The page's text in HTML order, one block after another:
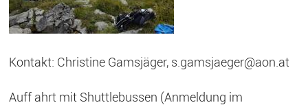
Kontakt: Christine Gamsjäger, s.gamsjaeger@aon.at
Auff ahrt mit Shuttlebussen (Anmeldung im